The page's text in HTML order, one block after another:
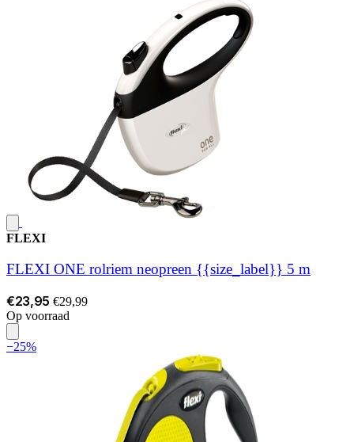
FLEXI
FLEXI ONE rolriem neopreen {{size_label}} 5 m
€23,95 €29,99
Op voorraad
−25%